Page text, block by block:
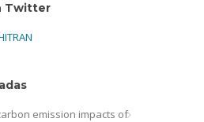
Twitter
emission impacts of